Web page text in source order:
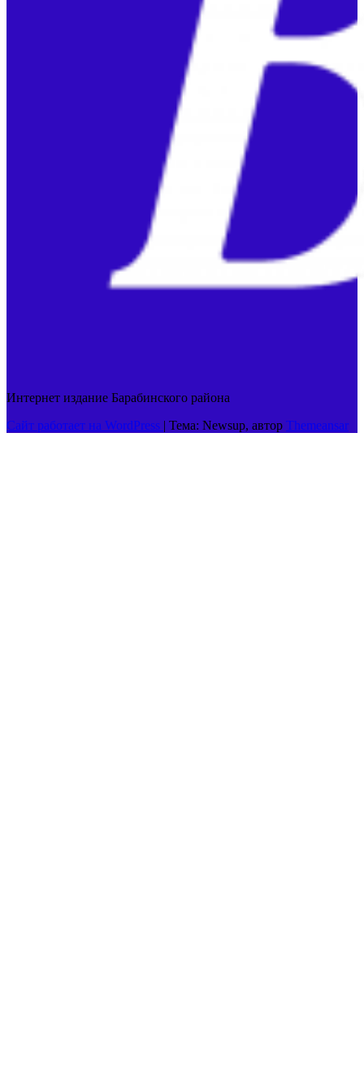
Интернет издание Барабинского района
Сайт работает на WordPress | Тема: Newsup, автор Themeansar